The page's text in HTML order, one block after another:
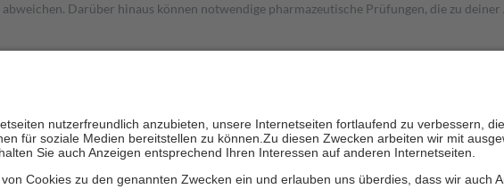
Darüber hinaus können notwendige pharmazeutische Prüfungen, die zu
zehn Prozent der Kosten sowie zehn Euro je Verordnung.
stärken und die besondere Stellung der Familie zu unterstützen, fallen
keine Zuzahlungen